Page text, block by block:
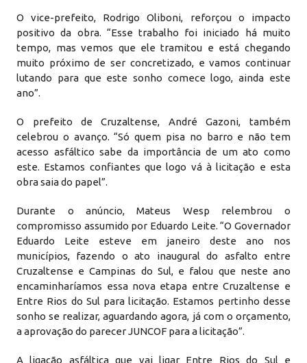
O vice-prefeito, Rodrigo Oliboni, reforçou o impacto
positivo da obra. “Esse trabalho foi iniciado há muito
tempo, mas vemos que ele tramitou e está chegando
muito próximo de ser concretizado, e vamos continuar
lutando para que este sonho comece logo, ainda este
ano”.
O prefeito de Cruzaltense, André Gazoni, também
celebrou o avanço. “Só quem pisa no barro e não tem
acesso asfáltico sabe da importância de um ato como
este. Estamos confiantes que logo vá à licitação e esta
obra saia do papel”.
Durante o anúncio, Mateus Wesp relembrou o
compromisso assumido por Eduardo Leite. “O Governador
Eduardo Leite esteve em janeiro deste ano nos
municípios, fazendo o ato inaugural do asfalto entre
Cruzaltense e Campinas do Sul, e falou que neste ano
encaminharíamos essa nova etapa entre Cruzaltense e
Entre Rios do Sul para licitação. Estamos pertinho desse
sonho se realizar, aguardando agora, já com o orçamento,
a aprovação do parecer JUNCOF para a licitação”.
A ligação asfáltica que vai ligar Entre Rios do Sul e